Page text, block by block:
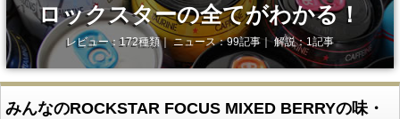
ロックスターの全てがわかる！
レビュー：172種類｜ ニュース：99記事｜ 解説：1記事
みんなのROCKSTAR FOCUS MIXED BERRYの味・